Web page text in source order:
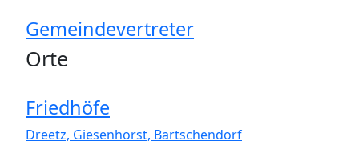
Gemeindevertreter
Orte
Friedhöfe
Dreetz, Giesenhorst, Bartschendorf